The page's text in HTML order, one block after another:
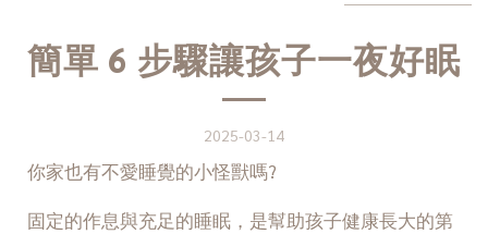
簡單 6 步驟讓孩子一夜好眠
2025-03-14
你家也有不愛睡覺的小怪獸嗎?
固定的作息與充足的睡眠，是幫助孩子健康長大的第